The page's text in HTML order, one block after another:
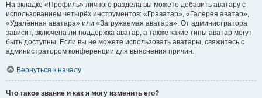
На вкладке «Профиль» личного раздела вы можете добавить аватару с
использованием четырёх инструментов: «Граватар», «Галерея аватар»,
«Удалённая аватара» или «Загружаемая аватара». От администратора
зависит, включена ли поддержка аватар, а также какие типы аватар могут
быть доступны. Если вы не можете использовать аватары, свяжитесь с
администратором конференции для выяснения причин.
Вернуться к началу
Что такое звание и как я могу изменить его?